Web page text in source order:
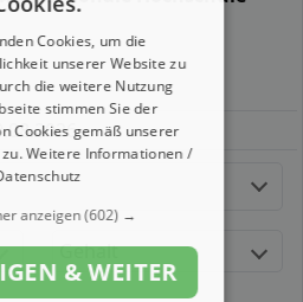
Gehalt
Cookies, um die
unserer Website zu
die weitere Nutzung
stimmen Sie der
Cookies gemäß unserer
zu.Weitere Informationen /
anzeigen(602) →
& WEITER